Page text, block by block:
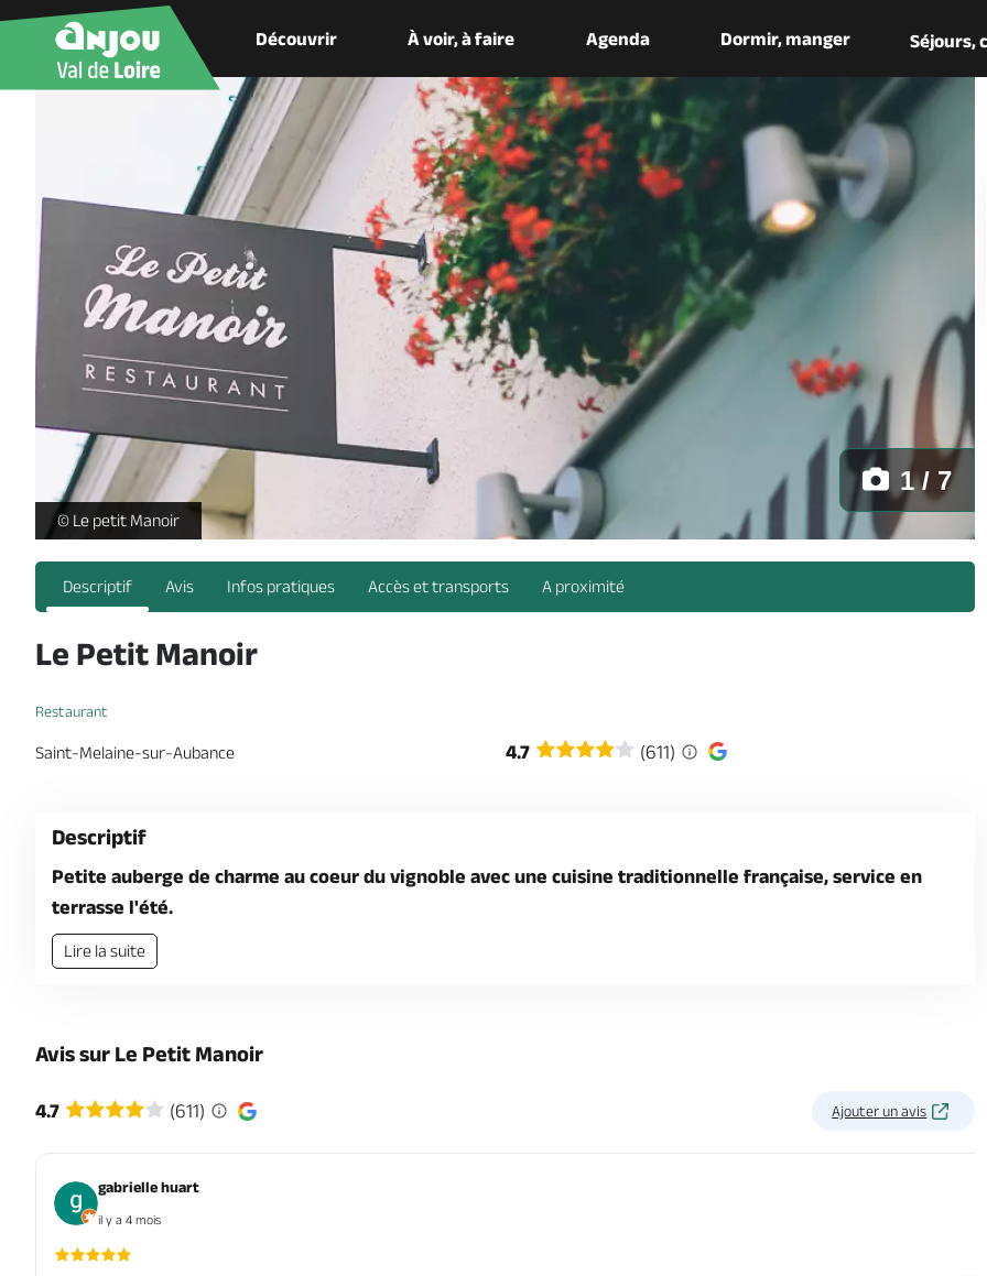
Découvrir À voir, à faire Agenda Dormir, manger Séjours,
lepetitmanoir-saintmelainesuraubance-49-1-1121342 -
© Le petit Manoir
1 / 7
Descriptif Avis Infos pratiques Accès et transports A proximité
Le Petit Manoir
Restaurant
Saint-Melaine-sur-Aubance 4.7 (611)
Descriptif
Petite auberge de charme au coeur du vignoble avec une cuisine traditionnelle française, service en
terrasse l'été.
Lire la suite
Avis sur Le Petit Manoir
4.7 (611) Ajouter un avis
gabrielle huart
il y a 4 mois